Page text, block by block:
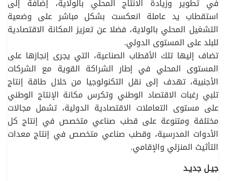
في تطوير وزيادة الانتاج المحلي بالولاية، إضافة إلى
استقطاب يد عاملة انعكست بشكل مباشر على وضعية
التشغيل المحلي بالولاية، فضلا عن تعزيز المكانة الاقتصادية
للبلد على المستوى الدولي.
تضاف إليها تلك الأقطاب الصناعية، التي يجرى إنجازها على
المستوى المحلي في إطار الشراكة القوية مع الشركات
الأجنبية، تهدف إلى نقل التكنولوجيا من خلال طاقة إنتاج
تلبي رغبات الاقتصاد الوطني وتكرس مكانة الإنتاج الوطني
على مستوى التعاملات الاقتصادية الدولية، تشمل مجالات
مختلفة ومتنوعة على قطب صناعي متخصص في إنتاج كل
الأدوات المدرسية، وقطب صناعي متخصص في إنتاج معدات
التأثيث المنزلي والإقامي.
جيـل جديـد